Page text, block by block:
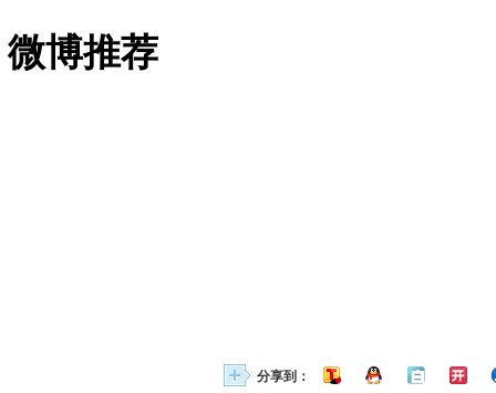
微博推荐
分享到：